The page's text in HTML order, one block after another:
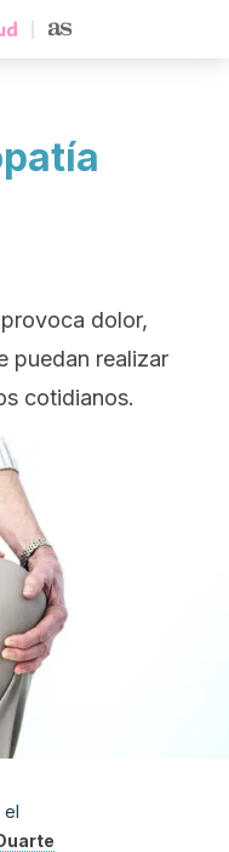
dolor,
puedan realizar
cotidianos.
el